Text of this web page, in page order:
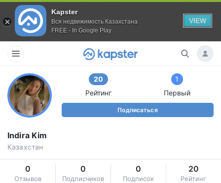
Kapster
Вся недвижимость Казахстана
FREE - In Google Play
VIEW
20
Рейтинг
1
Первый
Подписаться
Indira Kim
Казахстан
0
Отзывов
0
Подписчиков
0
Подписок
20
Рейтинг